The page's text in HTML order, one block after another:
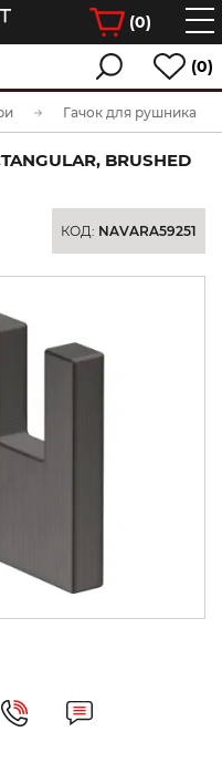
(0)
(0)
Гачок для рушника
BRUSHED
КОД: NAVARA59251